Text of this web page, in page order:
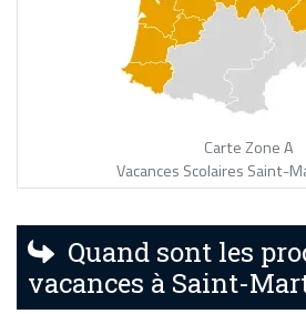
Carte Zone A
Vacances Scolaires Saint-
Quand sont les
vacances à Saint-